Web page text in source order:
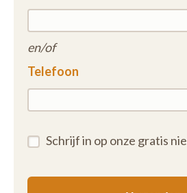
en/of
Telefoon
Schrijf in op onze gratis